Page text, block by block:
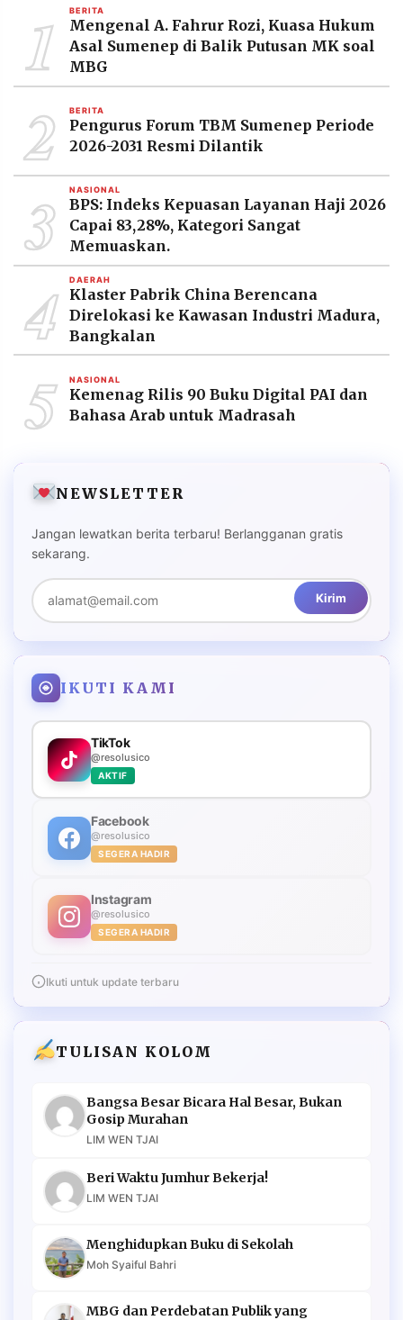
©
RESOLUSI
MEDIA
PRAMUDITA
Resolusi.co
-
2026
RESOLUSI
MEDIA
PRAMUDITA
1 BERITA
Mengenal A. Fahrur Rozi, Kuasa Hukum
Asal Sumenep di Balik Putusan MK soal
MBG
2 BERITA
Pengurus Forum TBM Sumenep Periode
2026-2031 Resmi Dilantik
3 NASIONAL
BPS: Indeks Kepuasan Layanan Haji 2026
Capai 83,28%, Kategori Sangat
Memuaskan.
4 DAERAH
Klaster Pabrik China Berencana
Direlokasi ke Kawasan Industri Madura,
Bangkalan
5 NASIONAL
Kemenag Rilis 90 Buku Digital PAI dan
Bahasa Arab untuk Madrasah
NEWSLETTER
Jangan lewatkan berita terbaru! Berlangganan gratis
sekarang.
Kirim
IKUTI KAMI
TikTok
@resolusico
AKTIF
Facebook
@resolusico
SEGERA HADIR
Instagram
@resolusico
SEGERA HADIR
Ikuti untuk update terbaru
TULISAN KOLOM
Bangsa Besar Bicara Hal Besar, Bukan
Gosip Murahan
LIM WEN TJAI
Beri Waktu Jumhur Bekerja!
LIM WEN TJAI
Menghidupkan Buku di Sekolah
Moh Syaiful Bahri
MBG dan Perdebatan Publik yang